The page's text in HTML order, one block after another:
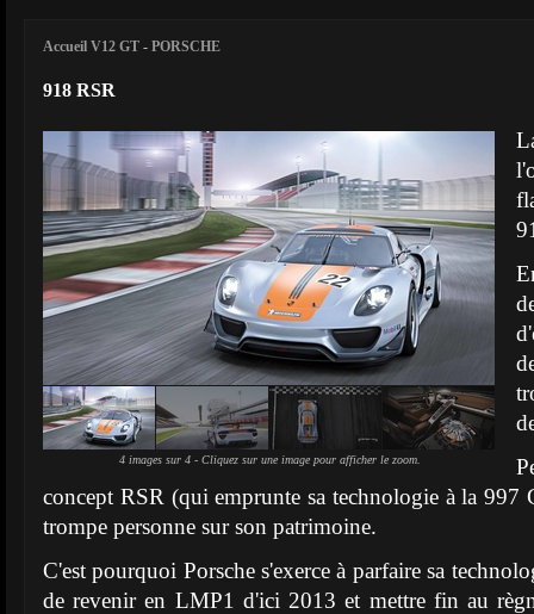
Accueil V12 GT - PORSCHE
918 RSR
4 images sur 4 - Cliquez sur une image pour afficher le zoom.
concept RSR (qui emprunte sa technologie à la 997
trompe personne sur son patrimoine.
C'est pourquoi Porsche s'exerce à parfaire sa
de revenir en LMP1 d'ici 2013 et mettre fin au